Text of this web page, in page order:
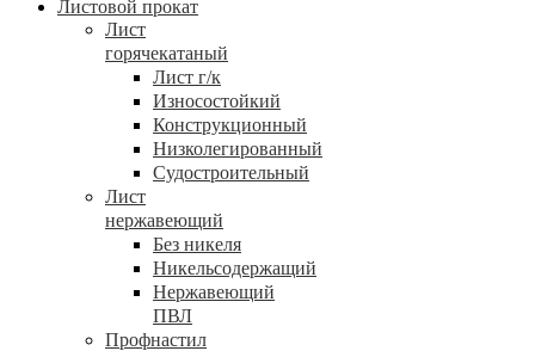
Листовой прокат
Лист
горячекатаный
Лист г/к
Износостойкий
Конструкционный
Низколегированный
Судостроительный
Лист
нержавеющий
Без никеля
Никельсодержащий
Нержавеющий
ПВЛ
Профнастил